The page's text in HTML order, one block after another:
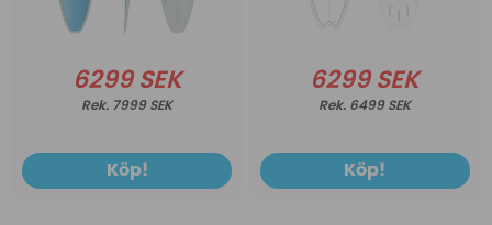
6299 SEK
7999 SEK
Köp!
6299 SEK
6499 SEK
Köp!